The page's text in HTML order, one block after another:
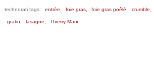
technorati tags: entrée, foie gras, foie gras poêlé, crumble,
gratin, lasagne, Thierry Marx